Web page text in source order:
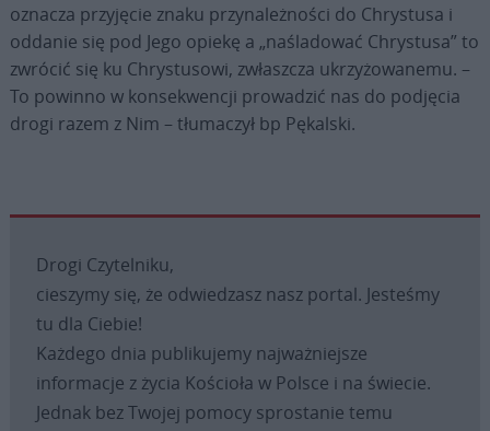
oznacza przyjęcie znaku przynależności do Chrystusa i
oddanie się pod Jego opiekę a „naśladować Chrystusa” to
zwrócić się ku Chrystusowi, zwłaszcza ukrzyżowanemu. –
To powinno w konsekwencji prowadzić nas do podjęcia
drogi razem z Nim – tłumaczył bp Pękalski.
Drogi Czytelniku,
cieszymy się, że odwiedzasz nasz portal. Jesteśmy
tu dla Ciebie!
Każdego dnia publikujemy najważniejsze
informacje z życia Kościoła w Polsce i na świecie.
Jednak bez Twojej pomocy sprostanie temu